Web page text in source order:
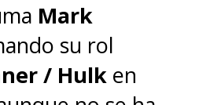
Mark
su rol
/ Hulk en